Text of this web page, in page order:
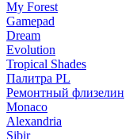
My Forest
Gamepad
Dream
Evolution
Tropical Shades
Палитра PL
Ремонтный флизелин
Monaco
Alexandria
Sibir